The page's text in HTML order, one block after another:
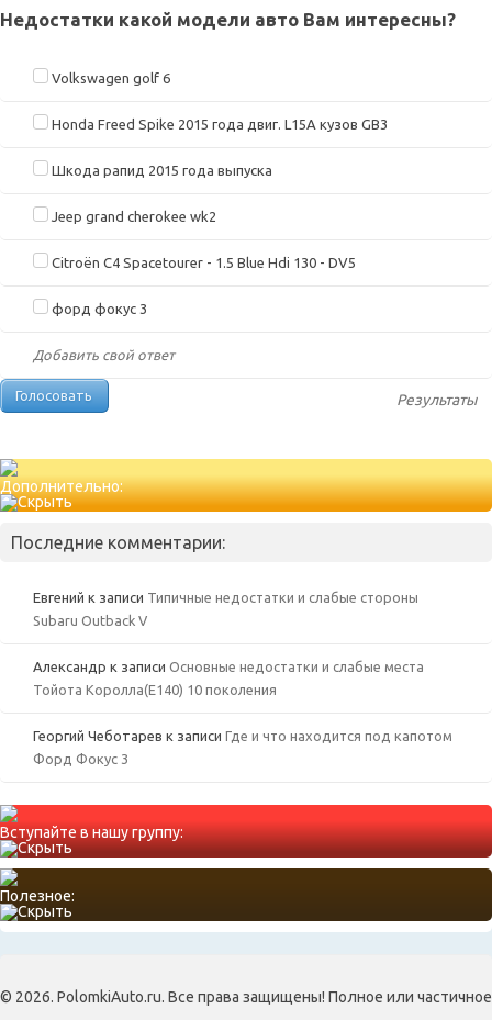
Недостатки какой модели авто Вам интересны?
Volkswagen golf 6
Honda Freed Spike 2015 года двиг. L15A кузов GB3
Шкода рапид 2015 года выпуска
Jeep grand cherokee wk2
Citroën C4 Spacetourer - 1.5 Blue Hdi 130 - DV5
форд фокус 3
Добавить свой ответ
Результаты
Дополнительно:
Последние комментарии:
Евгений к записи Типичные недостатки и слабые стороны
Subaru Outback V
Александр к записи Основные недостатки и слабые места
Тойота Королла(Е140) 10 поколения
Георгий Чеботарев к записи Где и что находится под капотом
Форд Фокус 3
Вступайте в нашу группу:
Полезное:
© 2026. PolomkiAuto.ru. Все права защищены! Полное или частичное